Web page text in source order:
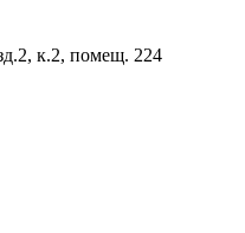
к.2, помещ. 224